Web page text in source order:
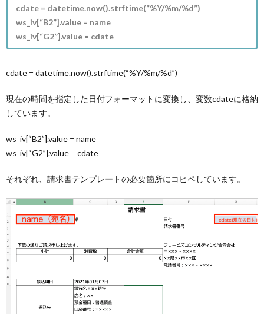
cdate = datetime.now().strftime(“%Y/%m/%d”)
ws_iv[“B2”].value = name
ws_iv[“G2”].value = cdate
cdate = datetime.now().strftime(“%Y/%m/%d”)
現在の時間を指定した日付フォーマットに変換し、変数cdateに格納
しています。
ws_iv[“B2”].value = name
ws_iv[“G2”].value = cdate
それぞれ、請求書テンプレートの必要箇所にコピペしています。